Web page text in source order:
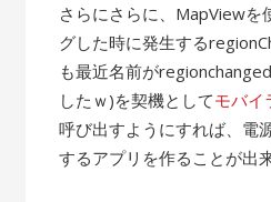
さらにさらに、MapViewを
グした時に発生する
も最近名前が
したｗ)を契機としてモバイ
呼び出すようにすれば、電
するアプリを作ることが出